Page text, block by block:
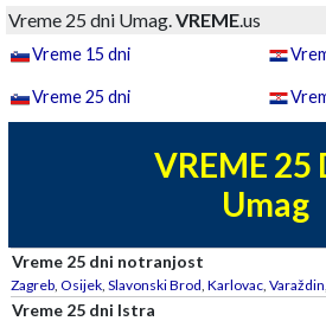
Vreme 25 dni Umag.VREME.us
Vreme 15 dni
Vreme 25 dni
VREME 25
Umag
Vreme 25 dni notranjost
Zagreb, Osijek, Slavonski Brod, Karlovac, Varaždin,
Vreme 25 dni Istra